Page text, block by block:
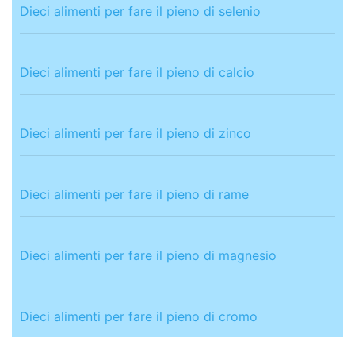
Dieci alimenti per fare il pieno di selenio
Dieci alimenti per fare il pieno di calcio
Dieci alimenti per fare il pieno di zinco
Dieci alimenti per fare il pieno di rame
Dieci alimenti per fare il pieno di magnesio
Dieci alimenti per fare il pieno di cromo